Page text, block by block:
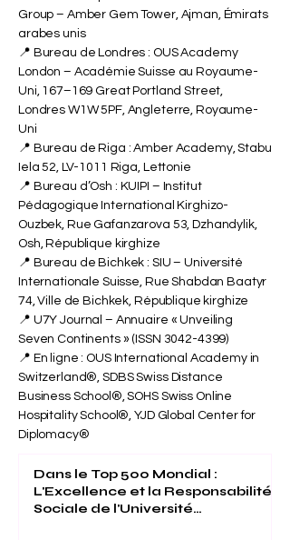
Group – Amber Gem Tower, Ajman, Émirats
arabes unis
📍 Bureau de Londres : OUS Academy
London – Académie Suisse au Royaume-
Uni, 167–169 Great Portland Street,
Londres W1W 5PF, Angleterre, Royaume-
Uni
📍 Bureau de Riga : Amber Academy, Stabu
Iela 52, LV-1011 Riga, Lettonie
📍 Bureau d’Osh : KUIPI – Institut
Pédagogique International Kirghizo-
Ouzbek, Rue Gafanzarova 53, Dzhandylik,
Osh, République kirghize
📍 Bureau de Bichkek : SIU – Université
Internationale Suisse, Rue Shabdan Baatyr
74, Ville de Bichkek, République kirghize
📍 U7Y Journal – Annuaire « Unveiling
Seven Continents » (ISSN 3042-4399)
📍 En ligne : OUS International Academy in
Switzerland®, SDBS Swiss Distance
Business School®, SOHS Swiss Online
Hospitality School®, YJD Global Center for
Diplomacy®
Dans le Top 500 Mondial :
L'Excellence et la Responsabilité
Sociale de l'Université